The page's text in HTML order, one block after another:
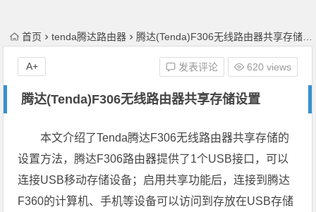
首页 tenda腾达路由器 腾达(Tenda)F306无线路由器共享存储设置
腾达(Tenda)F306无线路由器共享存储设置
发表评论 620 views
A+
本文介绍了Tenda腾达F306无线路由器共享存储的
设置方法，腾达F306路由器提供了1个USB接口，可以
连接USB移动存储设备；启用共享功能后，连接到腾达
F360的计算机、手机等设备可以访问到存放在USB存储